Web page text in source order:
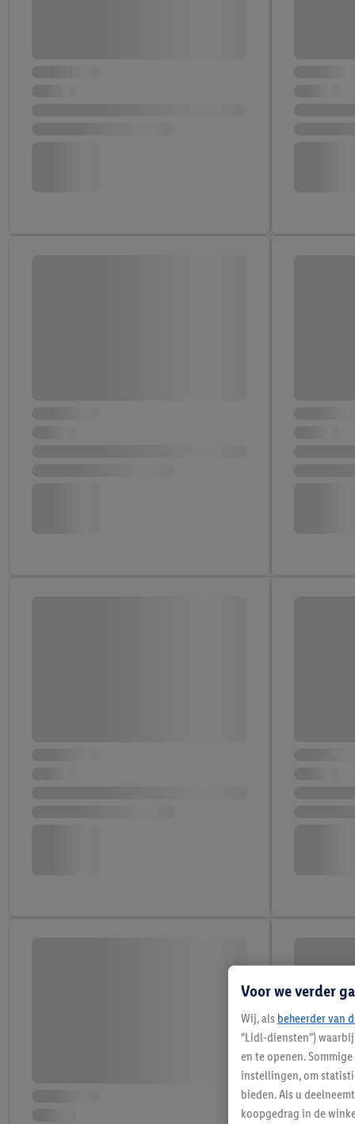
Voor we verder
Wij, als beheerder van
“Lidl-diensten”)
en te openen.
instellingen, om
bieden. Als u
koopgedrag in de